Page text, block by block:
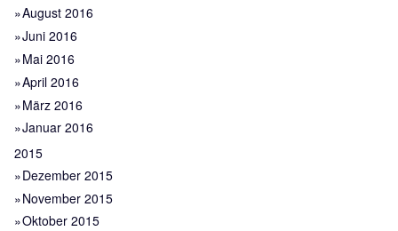
August 2016
Juni 2016
Mai 2016
April 2016
März 2016
Januar 2016
2015
Dezember 2015
November 2015
Oktober 2015